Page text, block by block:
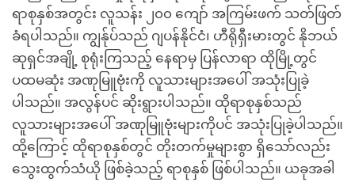
ရာစုနှစ်အတွင်း လူသန်း ၂၀၀ ကျော် အကြမ်းဖက် သတ်ဖြတ်
ခံရပါသည်။ ကျွန်ုပ်သည် ဂျပန်နိုင်ငံ၊ ဟီရိုရှီးမားတွင် နိုဘယ်
ဆုရှင်အချို့ စုရုံးကြသည့် နေရာမှ ပြန်လာရာ ထိုမြို့တွင်
ပထမဆုံး အဏုမြူဗုံးကို လူသားများအပေါ် အသုံးပြုခဲ့
ပါသည်။ အလွန်ပင် ဆိုးရွားပါသည်။ ထိုရာစုနှစ်သည်
လူသားများအပေါ် အဏုမြူဗုံးများကိုပင် အသုံးပြုခဲ့ပါသည်။
ထို့ကြောင့် ထိုရာစုနှစ်တွင် တိုးတက်မှုများစွာ ရှိသော်လည်း
သွေးထွက်သံယို ဖြစ်ခဲ့သည့် ရာစုနှစ် ဖြစ်ပါသည်။ ယခုအခါ